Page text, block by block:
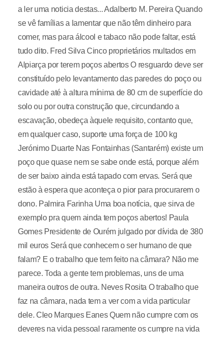
a ler uma noticia destas... Adalberto M. Pereira Quando
se vê famílias a lamentar que não têm dinheiro para
comer, mas para álcool e tabaco não pode faltar, está
tudo dito. Fred Silva Cinco proprietários multados em
Alpiarça por terem poços abertos O resguardo deve ser
constituído pelo levantamento das paredes do poço ou
cavidade até à altura mínima de 80 cm de superfície do
solo ou por outra construção que, circundando a
escavação, obedeça àquele requisito, contanto que,
em qualquer caso, suporte uma força de 100 kg
Jerónimo Duarte Nas Fontainhas (Santarém) existe um
poço que quase nem se sabe onde está, porque além
de ser baixo ainda está tapado com ervas. Será que
estão à espera que aconteça o pior para procurarem o
dono. Palmira Farinha Uma boa notícia, que sirva de
exemplo pra quem ainda tem poços abertos! Paula
Gomes Presidente de Ourém julgado por dívida de 380
mil euros Será que conhecem o ser humano de que
falam? E o trabalho que tem feito na câmara? Não me
parece. Toda a gente tem problemas, uns de uma
maneira outros de outra. Neves Rosita O trabalho que
faz na câmara, nada tem a ver com a vida particular
dele. Cleo Marques Eanes Quem não cumpre com os
deveres na vida pessoal raramente os cumpre na vida